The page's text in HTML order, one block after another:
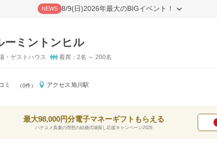
NEWS 8/9(日)2026年最大のBIGイベント！
ーミントンヒル
・ゲストハウス 着席：2名 ～ 200名
ミ （0件） アクセス旭川駅
最大98,000円分電子マネーギフトもらえる
ハナユメ真夏の理想の結婚式場探し応援キャンペーン2026